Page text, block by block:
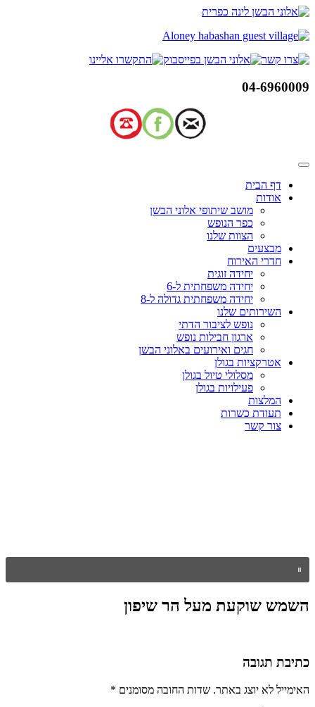
דלג
04-6960009
דף הבית
אודות
מושב שיתופי אלוני הבשן
כפר הנופש
הצוות שלנו
מבצעים
חדרי האירוח
יחידה זוגית
יחידה משפחתית ל-6
יחידה משפחתית גדולה ל-8
השירותים שלנו
נופש לציבור הדתי
ארגון חבילות נופש
חגים ואירועים באלוני הבשן
אטרקציות בגולן
מסלולי טיול בגולן
פעילויות בגולן
המלצות
תעודת כשרות
צור קשר
השמש שוקעת מעל הר שיפון
כתיבת תגובה
האימייל לא יוצג באתר. שדות החובה מסומנים *